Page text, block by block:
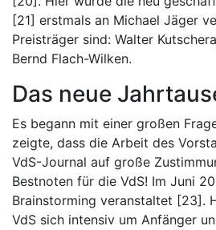
[21] erstmals an Michael Jäger
Preisträger sind: Walter
Bernd Flach-Wilken.
Das neue
Es begann mit einer großen
zeigte, dass die Arbeit des
VdS-Journal auf große
Bestnoten für die VdS! Im Juni
Brainstorming veranstaltet [23].
VdS sich intensiv um Anfänger